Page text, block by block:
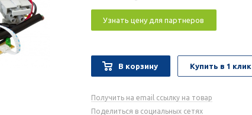
Узнать цену для партнеров
В корзину Купить в 1 клик
Получить на email ссылку на товар
Поделиться в социальных сетях